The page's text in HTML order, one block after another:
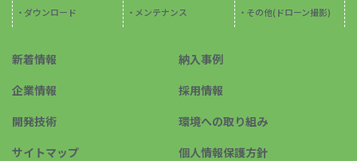
ダウンロード メンテナンス その他(ドローン撮影)
新着情報
納入事例
企業情報
採用情報
開発技術
環境への取り組み
サイトマップ
個人情報保護方針